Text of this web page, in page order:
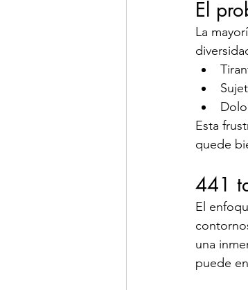
El
La
Esta
quede
441
El
una
puede